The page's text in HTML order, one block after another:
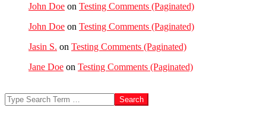
John Doe on Testing Comments (Paginated)
John Doe on Testing Comments (Paginated)
Jasin S. on Testing Comments (Paginated)
Jane Doe on Testing Comments (Paginated)
Search